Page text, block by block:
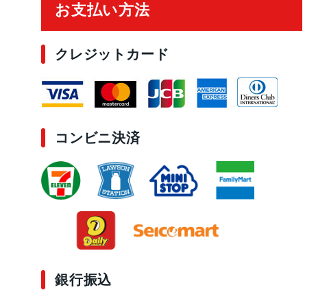
お支払い方法
クレジットカード
コンビニ決済
銀行振込